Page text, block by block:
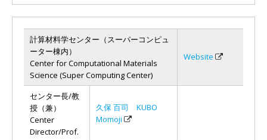
計算材料学センター（スーパーコンピュ
ーター棟内）
Center for Computational Materials
Science (Super Computing Center)
Website
センター長/教
授（兼）
Center
Director/Prof.
久保 百司 KUBO
Momoji